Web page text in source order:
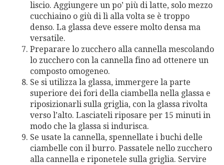
liscio. Aggiungere un po’ più di latte, solo mezzo
cucchiaino o giù di lì alla volta se è troppo
denso. La glassa deve essere molto densa ma
versatile.
Preparare lo zucchero alla cannella mescolando
lo zucchero con la cannella fino ad ottenere un
composto omogeneo.
Se si utilizza la glassa, immergere la parte
superiore dei fori della ciambella nella glassa e
riposizionarli sulla griglia, con la glassa rivolta
verso l’alto. Lasciateli riposare per 15 minuti in
modo che la glassa si indurisca.
Se usate la cannella, spennellate i buchi delle
ciambelle con il burro. Passatele nello zucchero
alla cannella e riponetele sulla griglia. Servire